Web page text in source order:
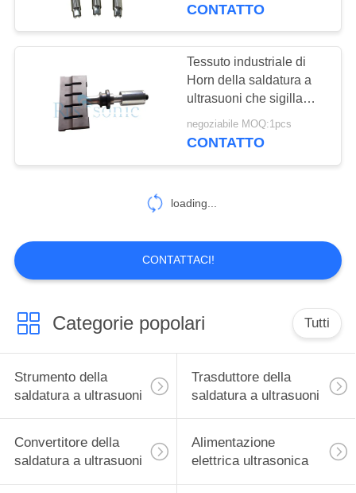
CONTATTO
Tessuto industriale di
Horn della saldatura a
ultrasuoni che sigilla
trasduttore ultrasonico
Horn
negoziabile MOQ:1pcs
CONTATTO
loading...
CONTATTACI!
Categorie popolari Tutti
Strumento della
saldatura a ultrasuoni
Trasduttore della
saldatura a ultrasuoni
Convertitore della
saldatura a ultrasuoni
Alimentazione
elettrica ultrasonica